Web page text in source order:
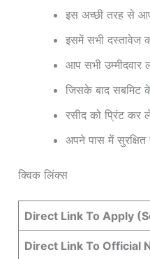
इस अच्छी तरह से
इसमें सभी दस्तावेज
आप सभी उम्मीदवार
जिसके बाद सबमिट
रसीद को प्रिंट कर
अपने पास में
क्विक लिंक्स
Direct Link To Apply
Direct Link To Official